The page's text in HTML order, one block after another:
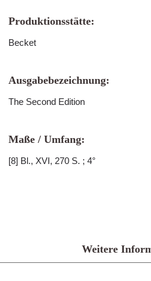
Produktionsstätte:
Becket
Ausgabebezeichnung:
The Second Edition
Maße / Umfang:
[8] Bl., XVI, 270 S. ; 4°
Weitere